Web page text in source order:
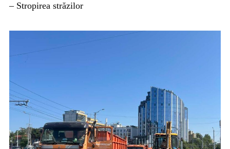
– Stropirea străzilor